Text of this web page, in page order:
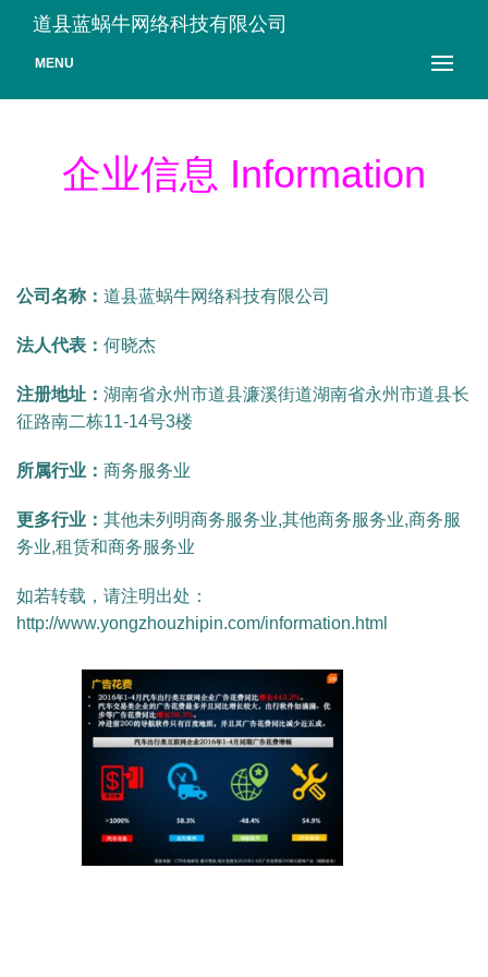
道县蓝蜗牛网络科技有限公司
MENU
企业信息 Information
公司名称： 道县蓝蜗牛网络科技有限公司
法人代表： 何晓杰
注册地址： 湖南省永州市道县濂溪街道湖南省永州市道县长
征路南二栋11-14号3楼
所属行业： 商务服务业
更多行业： 其他未列明商务服务业,其他商务服务业,商务服
务业,租赁和商务服务业
如若转载，请注明出处：
http://www.yongzhouzhipin.com/information.html